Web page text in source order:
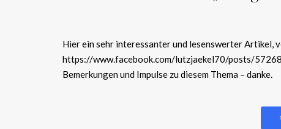
Hier ein sehr interessanter und lesenswerter Artikel,
https://www.facebook.com/lutzjaekel70/posts/
Bemerkungen und Impulse zu diesem Thema – danke.